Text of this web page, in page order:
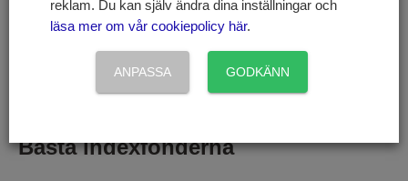
teknologi på något vis.
klassas som ett teknikbolag, exempel på klassiska
teknikbolag är Facebook, Google, Evolution Gaming och
Bästa indexfonderna
reklam. Du kan själv ändra dina inställningar och
läsa mer om vår cookiepolicy här.
ANPASSA GODKÄNN